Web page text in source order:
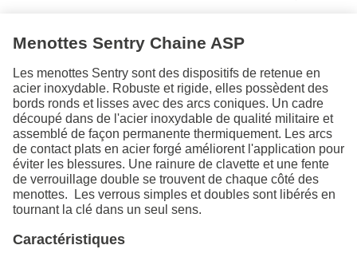
Menottes Sentry Chaine ASP
Les menottes Sentry sont des dispositifs de retenue en
acier inoxydable. Robuste et rigide, elles possèdent des
bords ronds et lisses avec des arcs coniques. Un cadre
découpé dans de l'acier inoxydable de qualité militaire et
assemblé de façon permanente thermiquement. Les arcs
de contact plats en acier forgé améliorent l'application pour
éviter les blessures. Une rainure de clavette et une fente
de verrouillage double se trouvent de chaque côté des
menottes. Les verrous simples et doubles sont libérés en
tournant la clé dans un seul sens.
Caractéristiques